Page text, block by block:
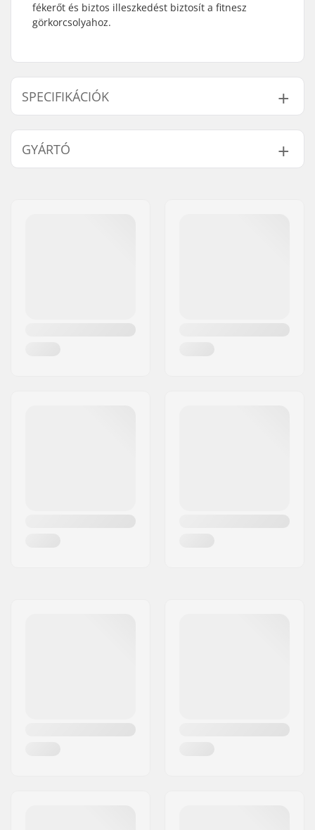
fékerőt és biztos illeszkedést biztosít a fitnesz
görkorcsolyahoz.
SPECIFIKÁCIÓK
Brake mounting bolt: Tartalmazza
GYÁRTÓ